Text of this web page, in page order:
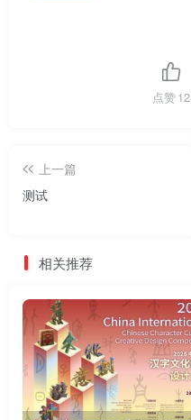
点赞12
上一篇
测试
相关推荐